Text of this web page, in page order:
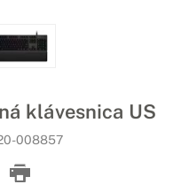
klávesnica US
008857